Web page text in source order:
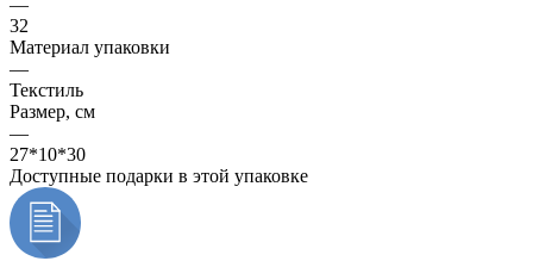
32
Материал упаковки
—
Текстиль
Размер, см
—
27*10*30
Доступные подарки в этой упаковке